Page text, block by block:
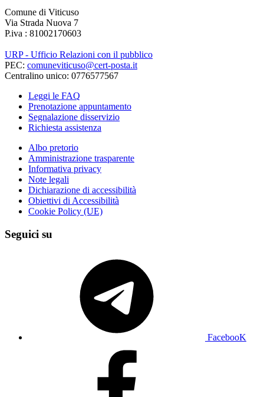
Comune di Viticuso
Via Strada Nuova 7
P.iva : 81002170603
URP - Ufficio Relazioni con il pubblico
PEC: comuneviticuso@cert-posta.it
Centralino unico: 0776577567
Leggi le FAQ
Prenotazione appuntamento
Segnalazione disservizio
Richiesta assistenza
Albo pretorio
Amministrazione trasparente
Informativa privacy
Note legali
Dichiarazione di accessibilità
Obiettivi di Accessibilità
Cookie Policy (UE)
Seguici su
FacebooK